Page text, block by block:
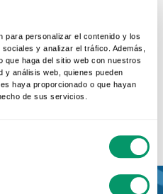
para personalizar el contenido y los
y analizar el tráfico. Además,
que haga del sitio web con nuestros
y análisis web, quienes pueden
haya proporcionado o que hayan
de sus servicios.
da Rede Oficial